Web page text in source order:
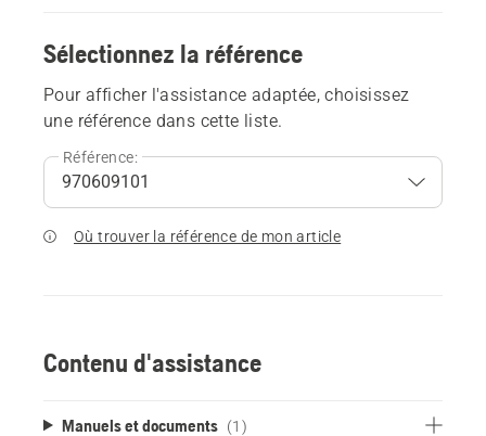
Sélectionnez la référence
Pour afficher l'assistance adaptée, choisissez
une référence dans cette liste.
Référence:
Où trouver la référence de mon article
Contenu d'assistance
Manuels et documents (1)